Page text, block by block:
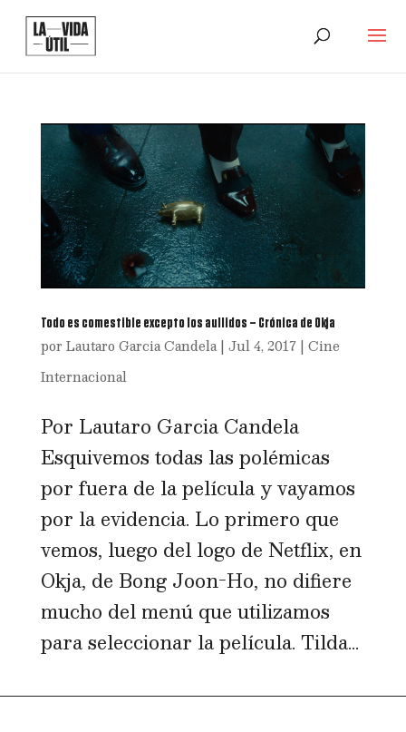
Todo es comestible excepto los aullidos – Crónica de Okja
por Lautaro Garcia Candela| Jul 4, 2017| Cine
Internacional
Por Lautaro Garcia Candela
Esquivemos todas las polémicas
por fuera de la película y vayamos
por la evidencia. Lo primero que
vemos, luego del logo de Netflix, en
Okja, de Bong Joon-Ho, no difiere
mucho del menú que utilizamos
para seleccionar la película. Tilda...